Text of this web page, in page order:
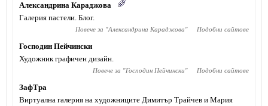
Александрина Караджова
Галерия пастели. Блог.
Повече за "Александрина Караджова" Подобни сайтове
Господин Пейчински
Художник графичен дизайн.
Повече за "Господин Пейчински" Подобни сайтове
ЗафТра
Виртуална галерия на художниците Димитър Трайчев и Мария